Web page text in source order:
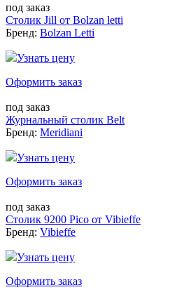
под заказ
Столик Jill от Bolzan letti
Бренд: Bolzan Letti
Узнать цену
Оформить заказ
под заказ
Журнальный столик Belt
Бренд: Meridiani
Узнать цену
Оформить заказ
под заказ
Столик 9200 Pico от Vibieffe
Бренд: Vibieffe
Узнать цену
Оформить заказ